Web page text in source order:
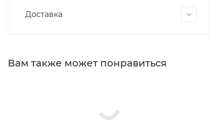
Доставка
Вам также может понравиться